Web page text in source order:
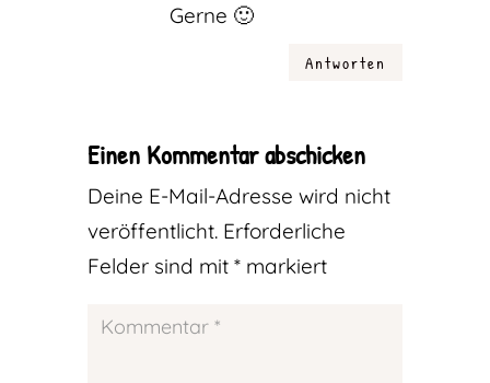
Gerne 🙂
Antworten
Einen Kommentar abschicken
Deine E-Mail-Adresse wird nicht
veröffentlicht. Erforderliche
Felder sind mit *markiert